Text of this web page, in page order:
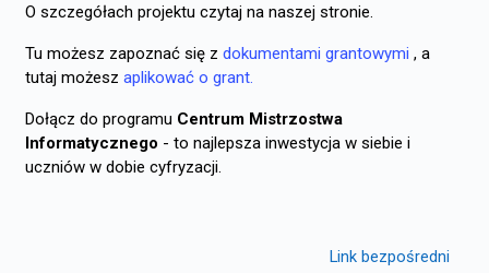
O szczegółach projektu czytaj na naszej stronie.
Tu możesz zapoznać się z dokumentami grantowymi , a
tutaj możesz aplikować o grant.
Dołącz do programu Centrum Mistrzostwa
Informatycznego - to najlepsza inwestycja w siebie i
uczniów w dobie cyfryzacji.
Link bezpośredni